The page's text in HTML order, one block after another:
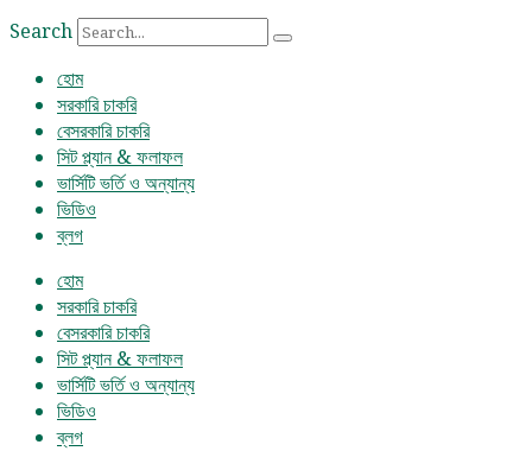
Search
হোম
সরকারি চাকরি
বেসরকারি চাকরি
সিট প্ল্যান & ফলাফল
ভার্সিটি ভর্তি ও অন্যান্য
ভিডিও
ব্লগ
হোম
সরকারি চাকরি
বেসরকারি চাকরি
সিট প্ল্যান & ফলাফল
ভার্সিটি ভর্তি ও অন্যান্য
ভিডিও
ব্লগ